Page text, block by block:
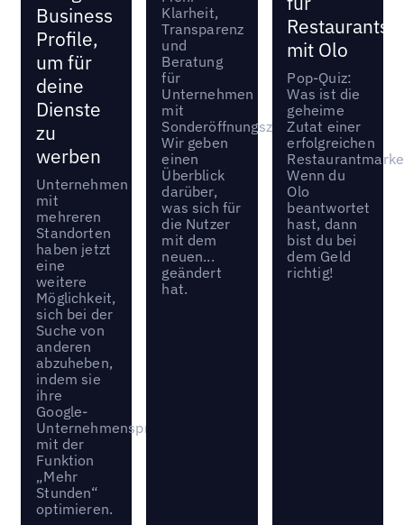
Business
Profile,
um für
deine
Dienste
zu
werben
Unternehmen
mit
mehreren
Standorten
haben jetzt
eine
weitere
Möglichkeit,
sich bei der
Suche von
anderen
abzuheben,
indem sie
ihre
Google-
Unternehmensprofile
mit der
Funktion
„Mehr
Stunden“
optimieren.
Klarheit,
Transparenz
und
Beratung
für
Unternehmen
mit
Sonderöffnungszeiten.
Wir geben
einen
Überblick
darüber,
was sich für
die Nutzer
mit dem
neuen...
geändert
hat.
Restaurants
mit Olo
Pop-Quiz:
Was ist die
geheime
Zutat einer
erfolgreichen
Wenn du
Olo
beantwortet
hast, dann
bist du bei
dem Geld
richtig!